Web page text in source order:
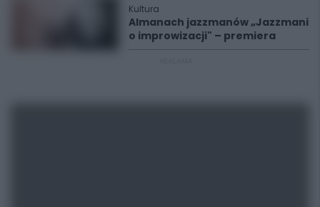
Kultura
Almanach jazzmanów „Jazzmani
o improwizacji" – premiera